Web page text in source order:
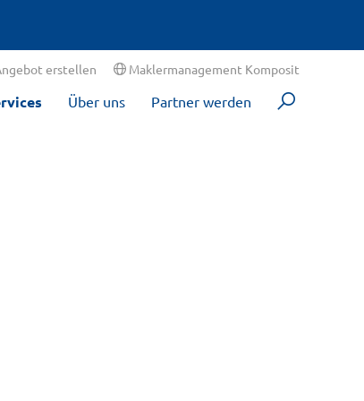
erstellen Maklermanagement Komposit
Über uns Partner werden